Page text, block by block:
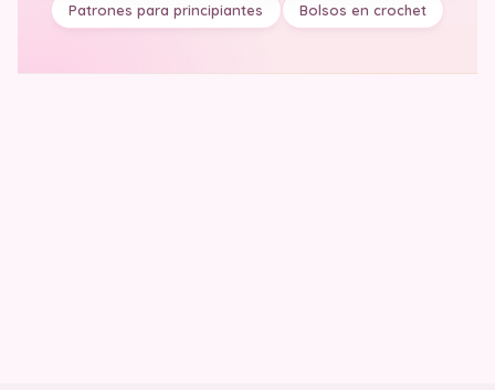
Patrones para principiantes Bolsos en crochet